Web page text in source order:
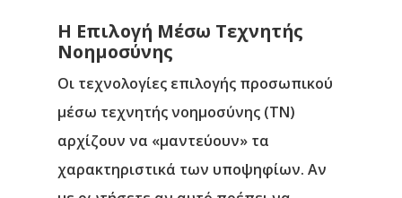
Η Επιλογή Μέσω Τεχνητής
Νοημοσύνης
Οι τεχνολογίες επιλογής προσωπικού
μέσω τεχνητής νοημοσύνης (ΤΝ)
αρχίζουν να «μαντεύουν» τα
χαρακτηριστικά των υποψηφίων. Αν